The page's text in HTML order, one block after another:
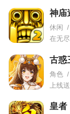
3、与某3
同，在手游中
与其他玩家一
社交系统也做
可以互相关注
4、根据经
色都会出现
神庙
休闲 /
在无
古惑
角色 /
上线
皇者